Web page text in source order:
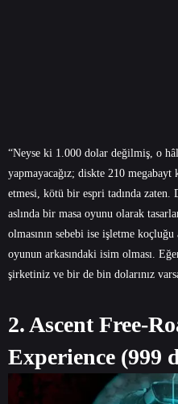
“Neyse ki 1.000 dolar değilmiş, o
yapmayacağız; diskte 210
etmesi, kötü bir espri tadında zaten.
aslında bir masa oyunu olarak
olmasının sebebi ise işletme
oyunun arkasındaki isim olması.
şirketiniz ve bir de bin dolarınız
2. Ascent Free-
Experience (999